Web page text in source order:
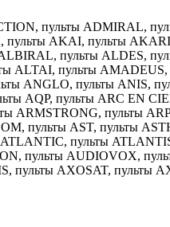
пульты ADMIRAL,
пульты AKAI, пульты
пульты ALDES,
ALTAI, пульты
ANGLO, пульты ANIS,
AQP, пульты ARC EN
ARMSTRONG, пульты
пульты AST, пульты
пульты
пульты AUDIOVOX,
пульты AXOSAT, пульты